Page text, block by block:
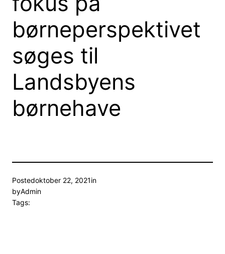
børneperspektivet
søges til
Landsbyens
børnehave
Postedoktober 22, 2021in
byAdmin
Tags: